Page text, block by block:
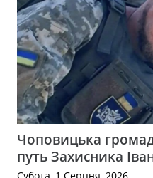
Чоповицька
путь Захисника